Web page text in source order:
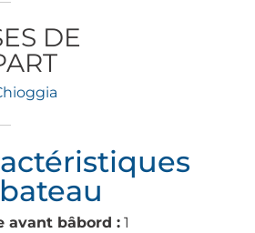
DE
avant bâbord : 1